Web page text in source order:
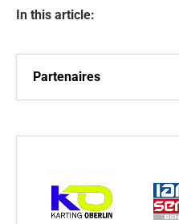
In this article:
Partenaires